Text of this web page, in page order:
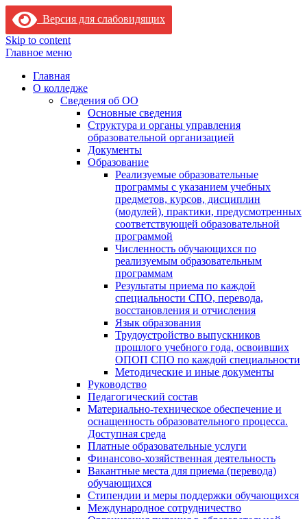
Версия для слабовидящих
Skip to content
Главное меню
Главная
О колледже
Сведения об ОО
Основные сведения
Структура и органы управления
образовательной организацией
Документы
Образование
Реализуемые образовательные
программы с указанием учебных
предметов, курсов, дисциплин
(модулей), практики, предусмотренных
соответствующей образовательной
программой
Численность обучающихся по
реализуемым образовательным
программам
Результаты приема по каждой
специальности СПО, перевода,
восстановления и отчисления
Язык образования
Трудоустройство выпускников
прошлого учебного года, освоивших
ОПОП СПО по каждой специальности
Методические и иные документы
Руководство
Педагогический состав
Материально-техническое обеспечение и
оснащенность образовательного процесса.
Доступная среда
Платные образовательные услуги
Финансово-хозяйственная деятельность
Вакантные места для приема (перевода)
обучающихся
Стипендии и меры поддержки обучающихся
Международное сотрудничество